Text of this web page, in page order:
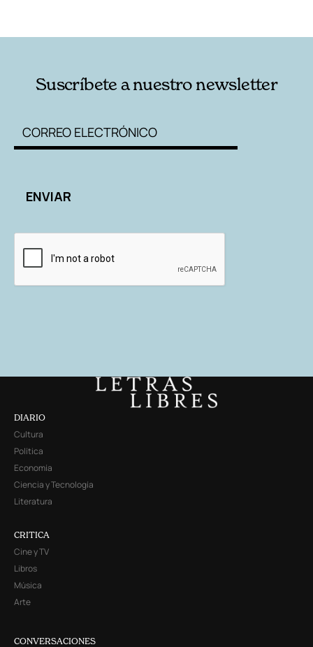
Suscríbete a nuestro newsletter
DIARIO
Cultura
Política
Economía
Ciencia y Tecnología
Literatura
CRITICA
Cine y TV
Libros
Música
Arte
CONVERSACIONES